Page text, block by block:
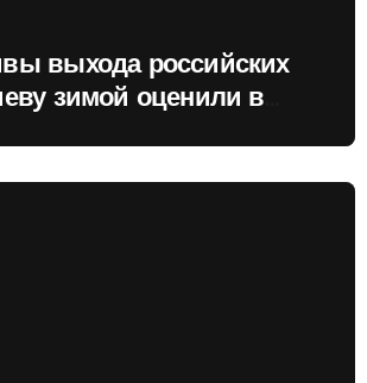
выхода российских
зимой оценили в